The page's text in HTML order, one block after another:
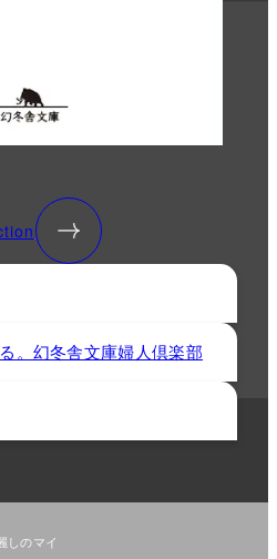
。幻冬舎文庫婦人倶楽部
しのマイ